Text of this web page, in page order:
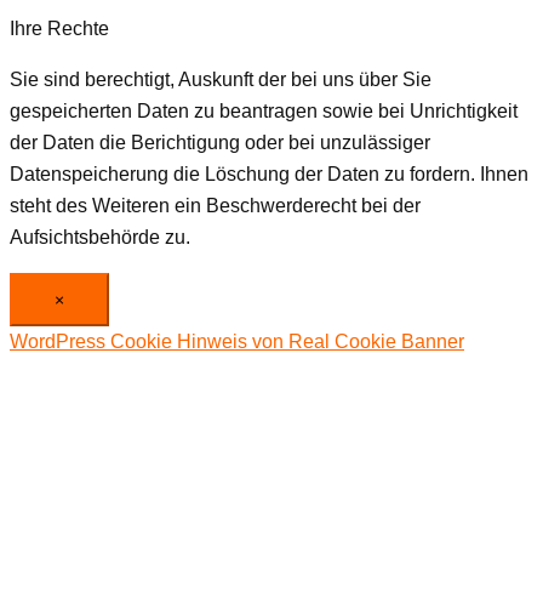
Ihre Rechte
Sie sind berechtigt, Auskunft der bei uns über Sie
gespeicherten Daten zu beantragen sowie bei Unrichtigkeit
der Daten die Berichtigung oder bei unzulässiger
Datenspeicherung die Löschung der Daten zu fordern. Ihnen
steht des Weiteren ein Beschwerderecht bei der
Aufsichtsbehörde zu.
×
WordPress Cookie Hinweis von Real Cookie Banner